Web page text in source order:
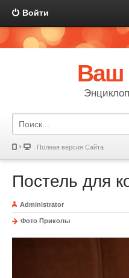
Войти
Ваш
Полная версия Сайта
Постель для
Administrator
Фото Приколы